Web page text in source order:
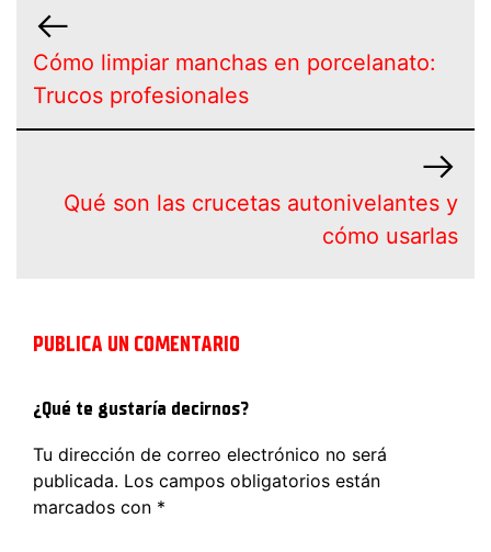
Cómo limpiar manchas en porcelanato:
Trucos profesionales
Qué son las crucetas autonivelantes y
cómo usarlas
PUBLICA UN COMENTARIO
¿Qué te gustaría decirnos?
Tu dirección de correo electrónico no será
publicada. Los campos obligatorios están
marcados con *